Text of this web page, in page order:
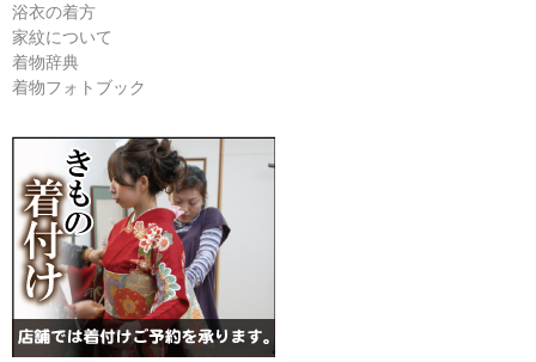
浴衣の着方
家紋について
着物辞典
着物フォトブック